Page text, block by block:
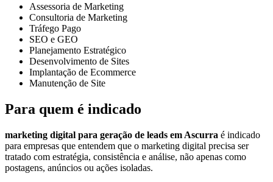
Assessoria de Marketing
Consultoria de Marketing
Tráfego Pago
SEO e GEO
Planejamento Estratégico
Desenvolvimento de Sites
Implantação de Ecommerce
Manutenção de Site
Para quem é indicado
marketing digital para geração de leads em Ascurra é indicado
para empresas que entendem que o marketing digital precisa ser
tratado com estratégia, consistência e análise, não apenas como
postagens, anúncios ou ações isoladas.